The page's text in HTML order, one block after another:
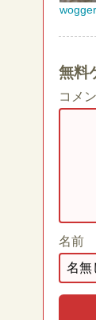
無料
コメ
名前